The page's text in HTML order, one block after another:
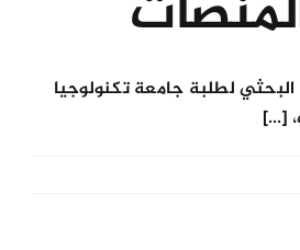
لطلبة جامعة تكنولوجيا
[...]